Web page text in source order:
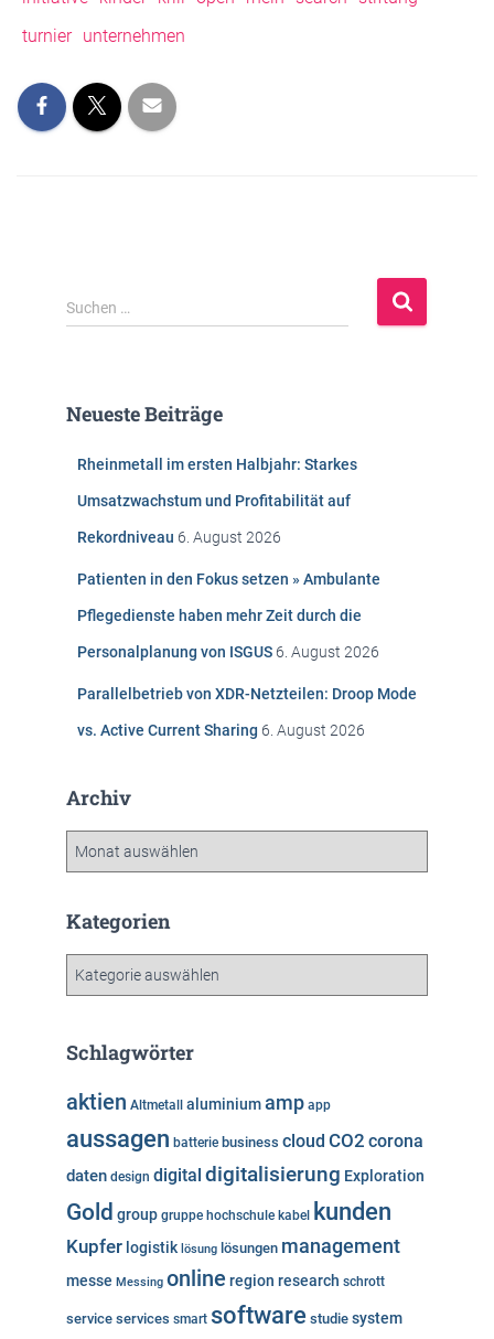
turnier unternehmen
S
u
n
Suchen …
Neueste Beiträge
Rheinmetall im ersten Halbjahr: Starkes
Umsatzwachstum und Profitabilität auf
Rekordniveau 6. August 2026
Patienten in den Fokus setzen » Ambulante
Pflegedienste haben mehr Zeit durch die
Personalplanung von ISGUS 6. August 2026
Parallelbetrieb von XDR-Netzteilen: Droop Mode
vs. Active Current Sharing 6. August 2026
Archiv
h
Kategorien
g
r
i
n
Schlagwörter
aktien Altmetall aluminiumamp app
aussagen batterie business cloud CO2 corona
daten design digital digitalisierung Exploration
Gold group gruppe hochschule kabel kunden
Kupfer logistik lösung lösungen management
messe Messing online region research schrott
service services smart software studie system